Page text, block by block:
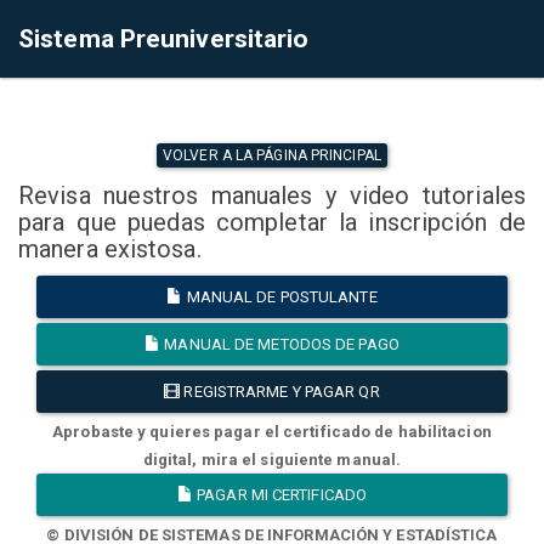
Sistema Preuniversitario
VOLVER A LA PÁGINA PRINCIPAL
Revisa nuestros manuales y video tutoriales
para que puedas completar la inscripción de
manera existosa.
MANUAL DE POSTULANTE
MANUAL DE METODOS DE PAGO
REGISTRARME Y PAGAR QR
Aprobaste y quieres pagar el certificado de habilitacion
digital, mira el siguiente manual.
PAGAR MI CERTIFICADO
© DIVISIÓN DE SISTEMAS DE INFORMACIÓN Y ESTADÍSTICA